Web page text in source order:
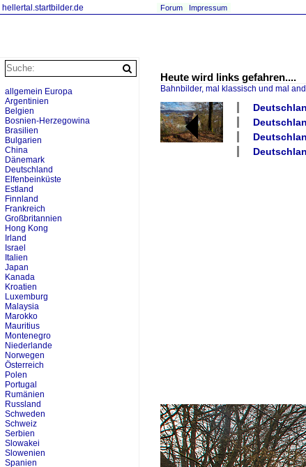
hellertal.startbilder.de Forum Impressum
Heute wird links gefahren....
Bahnbilder, mal klassisch und mal
allgemein Europa
Argentinien
Belgien
Bosnien-Herzegowina
Brasilien
Bulgarien
China
Dänemark
Deutschland
Elfenbeinküste
Estland
Finnland
Frankreich
Großbritannien
Hong Kong
Irland
Israel
Italien
Japan
Kanada
Kroatien
Luxemburg
Malaysia
Marokko
Mauritius
Montenegro
Niederlande
Norwegen
Österreich
Polen
Portugal
Rumänien
Russland
Schweden
Schweiz
Serbien
Slowakei
Slowenien
Spanien